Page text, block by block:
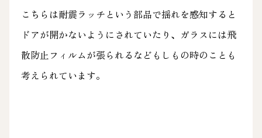
こちらは耐震ラッチという部品で揺れを感知すると
ドアが開かないようにされていたり、ガラスには飛
散防止フィルムが張られるなどもしもの時のことも
考えられています。